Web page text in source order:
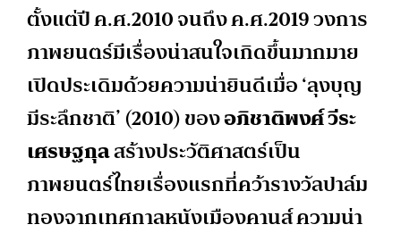
ตั้งแต่ปี ค.ศ.2010 จนถึง ค.ศ.2019 วงการ
ภาพยนตร์มีเรื่องน่าสนใจเกิดขึ้นมากมาย
เปิดประเดิมด้วยความน่ายินดีเมื่อ ‘ลุงบุญ
มีระลึกชาติ’ (2010) ของอภิชาติพงศ์ วีระ
เศรษฐกุลสร้างประวัติศาสตร์เป็น
ภาพยนตร์ไทยเรื่องแรกที่คว้ารางวัลปาล์ม
ทองจากเทศกาลหนังเมืองคานส์ ความน่า